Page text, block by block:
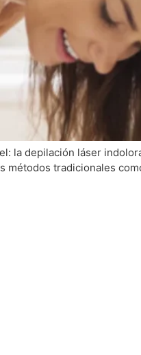
la depilación láser
tradicionales